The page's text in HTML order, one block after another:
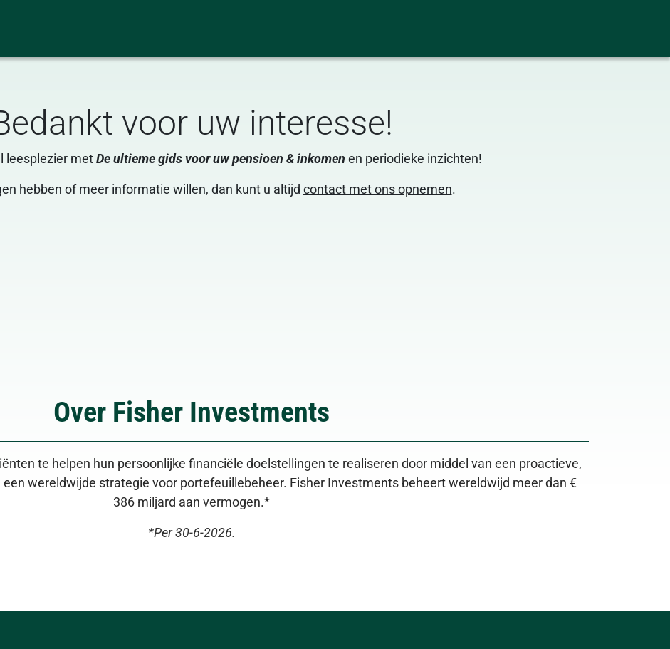
voor uw interesse!
leesplezier metDe ultieme gids voor uw pensioen & inkomen en periodieke inzichten!
hebben of meer informatie willen, dan kunt u altijd contact met ons opnemen.
Over Fisher Investments
te helpen hun persoonlijke financiële doelstellingen te realiseren door middel van een proactieve,
wereldwijde strategie voor portefeuillebeheer. Fisher Investments beheert wereldwijd meer dan €
386 miljard aan vermogen.*
*Per 30-6-2026.